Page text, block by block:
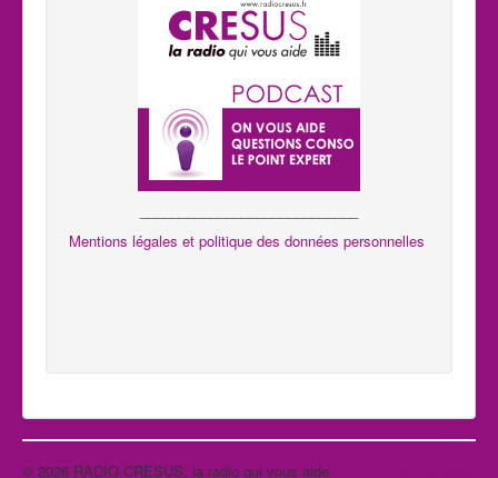
Mentions légales et politique des données personnelles
© 2026 RADIO CRESUS, la radio qui vous aide